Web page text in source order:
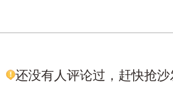
还没有人评论过，赶快抢沙